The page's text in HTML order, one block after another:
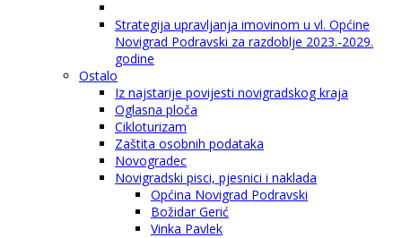
Strategija upravljanja imovinom u vl. Općine
Novigrad Podravski za razdoblje 2023.-2029.
godine
Ostalo
Iz najstarije povijesti novigradskog kraja
Oglasna ploča
Cikloturizam
Zaštita osobnih podataka
Novogradec
Novigradski pisci, pjesnici i naklada
Općina Novigrad Podravski
Božidar Gerić
Vinka Pavlek